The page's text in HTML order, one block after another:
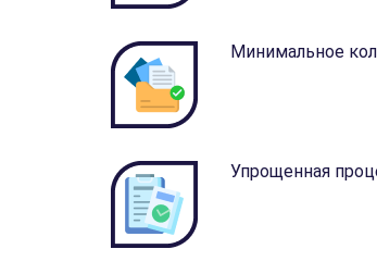
Минимальное
Упрощенная